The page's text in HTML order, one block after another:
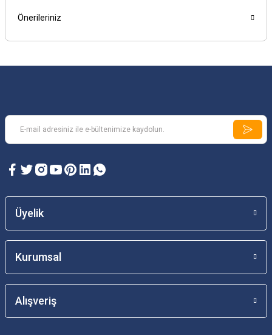
Önerileriniz
Üyelik
Kurumsal
Alışveriş